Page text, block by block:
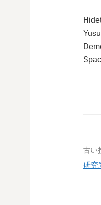
投
稿
古い
研究